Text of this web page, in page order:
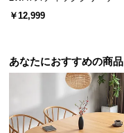
￥12,999
あなたにおすすめの商品